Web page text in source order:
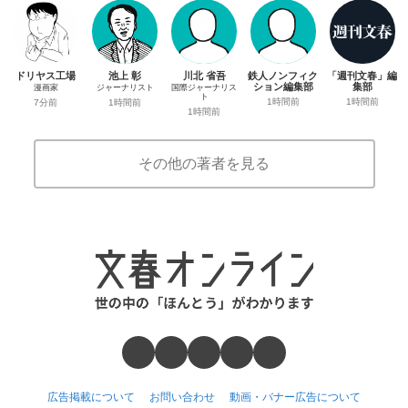
ドリヤス工場
漫画家
7分前
池上 彰
ジャーナリスト
1時間前
川北 省吾
国際ジャーナリス
ト
1時間前
鉄人ノンフィク
ション編集部
1時間前
「週刊文春」編
集部
1時間前
その他の著者を見る
広告掲載について お問い合わせ 動画・バナー広告について